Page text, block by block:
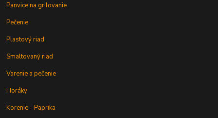
Panvice na grilovanie
Pečenie
Plastový riad
Smaltovaný riad
Varenie a pečenie
Horáky
Korenie - Paprika